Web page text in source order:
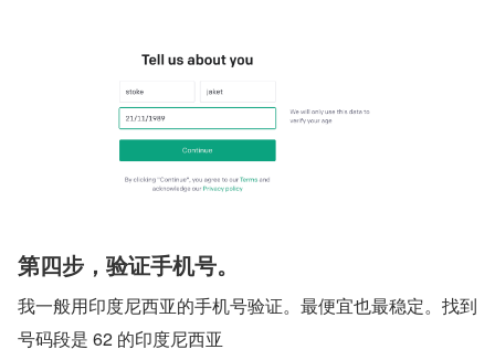
第四步，验证手机号。
我一般用印度尼西亚的手机号验证。最便宜也最稳定。找到
号码段是 62 的印度尼西亚